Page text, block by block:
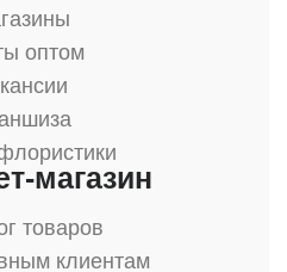
оптом
магазин
товаров
клиентам